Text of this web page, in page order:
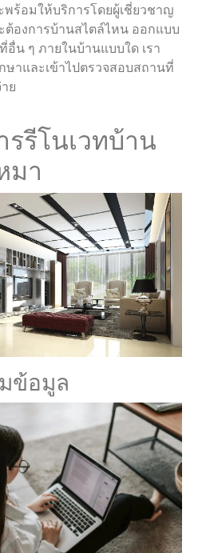
ร้อมให้บริการโดยผู้เชี่ยวชาญ
ต้องการบ้านสไตล์ไหน ออกแบบ
น ๆ ภายในบ้านแบบใด เรา
าและเข้าไปตรวจสอบสถานที่
ย
รีโนเวทบ้าน
มา
ข้อมูล